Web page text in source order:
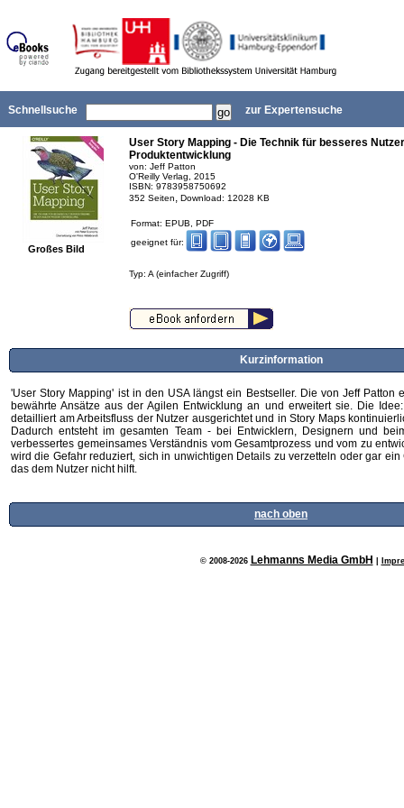
Schnellsuche zur Expertensuche
Großes Bild
User Story Mapping - Die Technik für besseres
Produktentwicklung
von: Jeff Patton
O'Reilly Verlag, 2015
ISBN: 9783958750692
352 Seiten, Download: 12028 KB
Format: EPUB, PDF
geeignet für:
Typ: A (einfacher Zugriff)
Kurzinformation
'User Story Mapping' ist in den USA längst ein Bestseller. Die von Jeff Patton
bewährte Ansätze aus der Agilen Entwicklung an und erweitert sie. Die
detailliert am Arbeitsfluss der Nutzer ausgerichtet und in Story Maps
Dadurch entsteht im gesamten Team - bei Entwicklern, Designern und
verbessertes gemeinsames Verständnis vom Gesamtprozess und vom zu
wird die Gefahr reduziert, sich in unwichtigen Details zu verzetteln oder gar
das dem Nutzer nicht hilft.
nach oben
© 2008-2026 Lehmanns Media GmbH